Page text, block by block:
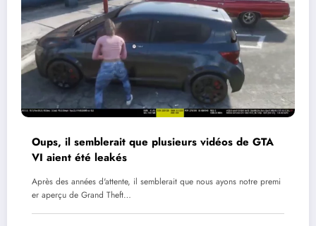
Oups, il semblerait que plusieurs vidéos de GTA
VI aient été leakés
Après des années d'attente, il semblerait que nous ayons notre premi
er aperçu de Grand Theft…